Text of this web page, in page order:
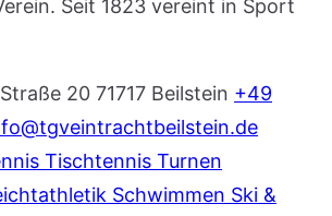
Seit 1823 vereint in Sport
20 71717 Beilstein +49
Tischtennis Turnen
Schwimmen Ski &